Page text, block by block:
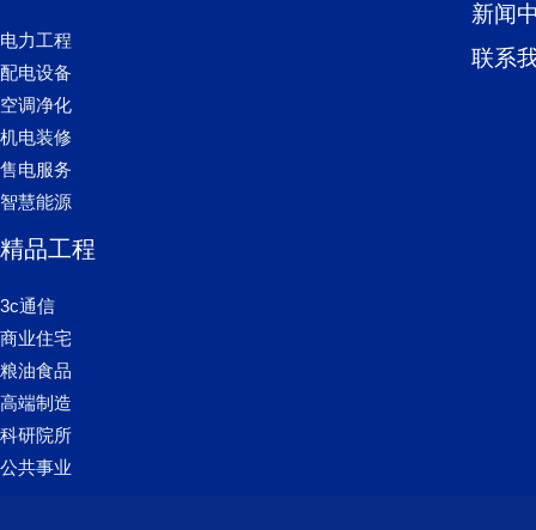
电力工程
配电设备
空调净化
机电装修
售电服务
智慧能源
精品工程
3c通信
商业住宅
粮油食品
高端制造
科研院所
公共事业
新闻
联系